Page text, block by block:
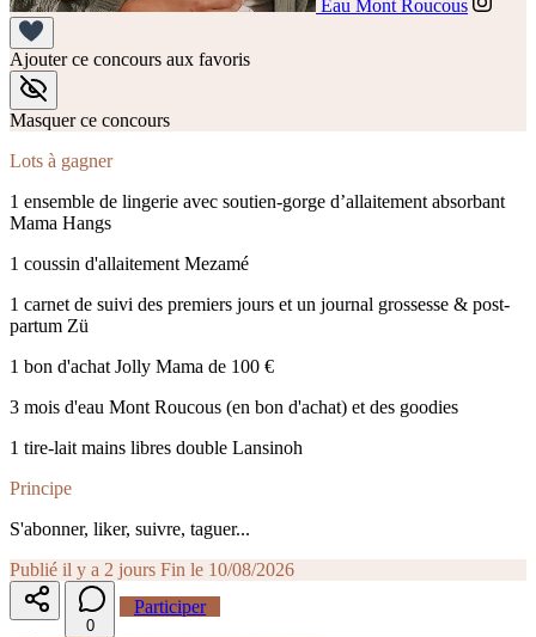
Eau Mont Roucous
Ajouter ce concours aux favoris
Masquer ce concours
Lots à gagner
1 ensemble de lingerie avec soutien-gorge d’allaitement absorbant
Mama Hangs
1 coussin d'allaitement Mezamé
1 carnet de suivi des premiers jours et un journal grossesse & post-
partum Zü
1 bon d'achat Jolly Mama de 100 €
3 mois d'eau Mont Roucous (en bon d'achat) et des goodies
1 tire-lait mains libres double Lansinoh
Principe
S'abonner, liker, suivre, taguer...
Publié il y a 2 jours Fin le 10/08/2026
0
Participer